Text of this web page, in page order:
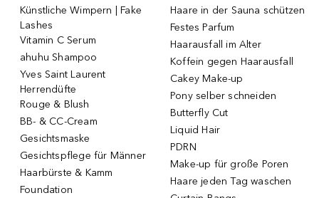
Künstliche Wimpern | Fake
Lashes
Vitamin C Serum
ahuhu Shampoo
Yves Saint Laurent
Herrendüfte
Rouge & Blush
BB- & CC-Cream
Gesichtsmaske
Gesichtspflege für Männer
Haarbürste & Kamm
Foundation
Haare in der Sauna schützen
Festes Parfum
Haarausfall im Alter
Koffein gegen Haarausfall
Cakey Make-up
Pony selber schneiden
Butterfly Cut
Liquid Hair
PDRN
Make-up für große Poren
Haare jeden Tag waschen